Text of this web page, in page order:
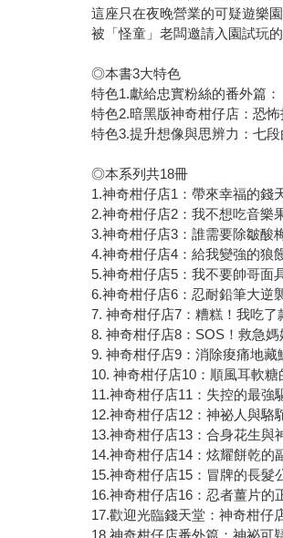
這座只在夜晚營業的可疑遊樂
被「怪童」老闆邀請入園試玩
◎本書3大特色
特色1.獻給忠實粉絲的番外篇
特色2.暗黑版神奇柑仔店：恐
特色3.提升想像與思辨力：七
◎本系列共18冊
1.神奇柑仔店1：帶來幸福的錢
2.神奇柑仔店2：我不想吃音樂
3.神奇柑仔店3：誰需要除皺酸
4.神奇柑仔店4：給我變強的狼
5.神奇柑仔店5：我不要帥哥面
6.神奇柑仔店6：忍耐鉛筆大逆
7. 神奇柑仔店7：糟糕！我吃了
8. 神奇柑仔店8：SOS！救急媽
9. 神奇柑仔店9：消除痠痛地藏
10. 神奇柑仔店10：順風耳軟糖
11.神奇柑仔店11：失控的最強
12.神奇柑仔店12：神祕人與駱
13.神奇柑仔店13：合身花生與
14.神奇柑仔店14：炫耀餅乾的
15.神奇柑仔店15：冒牌的長髮
16.神奇柑仔店16：忍者薑片的
17.歡迎光臨錢天堂：神奇柑仔
18.神奇柑仔店番外篇：神祕可